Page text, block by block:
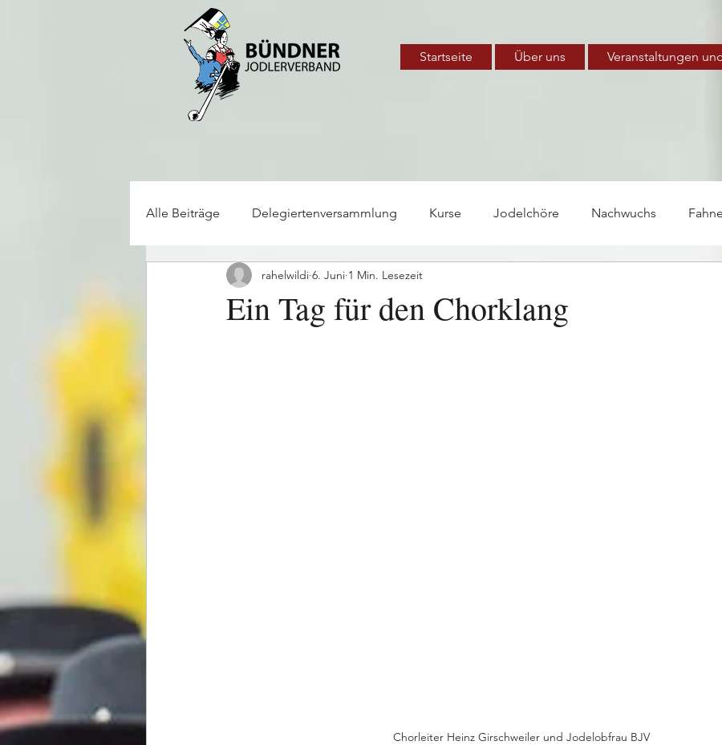
Startseite Über uns Veranstaltungen
Alle Beiträge Delegiertenversammlung Kurse Jodelchöre Nachwuchs
Alphorn/Büchel Jodlerfeste Arbeitsgruppe
Ein Tag für den Chorklang
rahelwildi 6. Juni 1 Min. Lesezeit
Chorleiter Heinz Girschweiler und Jodelobfrau BJV